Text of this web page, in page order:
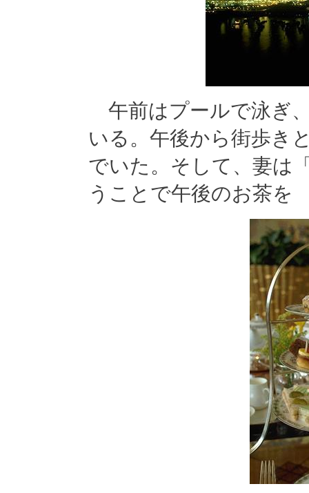
午前はプールで泳ぎ
いる。午後から街歩き
でいた。そして、妻は
うことで午後のお茶を